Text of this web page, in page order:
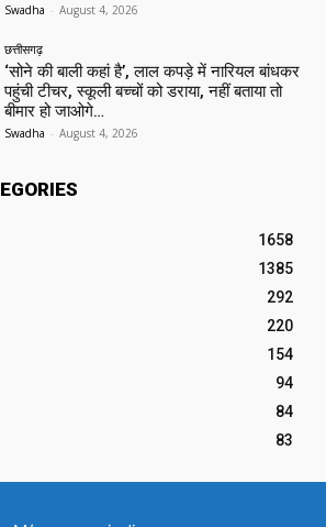
Swadha - August 4, 2026
छत्तीसगढ़
‘सोने की बाली कहां है’, लाल कपड़े में नारियल बांधकर
पहुंची टीचर, स्कूली बच्चों को डराया, नहीं बताया तो
बीमार हो जाओगे…
Swadha - August 4, 2026
1658
1385
292
220
154
94
84
83